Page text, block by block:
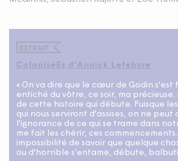
EXTRAIT
ColoniséEs d'Annick Lefebvre
« On va dire que le cœur de Godin
entiché du vôtre, ce soir, ma précieuse.
de cette histoire qui débute. Puisque
qui nous serviront d'assises, on ne peut
l'ignorance de ce qui se trame dans
me fait les chérir, ces
impossibilité de savoir que quelque
ou d'horrible s'entame, débute,